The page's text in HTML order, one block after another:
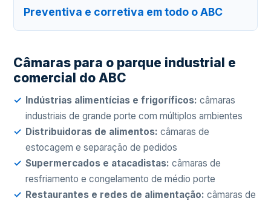
Preventiva e corretiva em todo o ABC
Câmaras para o parque industrial e
comercial do ABC
Indústrias alimentícias e frigoríficos: câmaras
industriais de grande porte com múltiplos ambientes
Distribuidoras de alimentos: câmaras de
estocagem e separação de pedidos
Supermercados e atacadistas: câmaras de
resfriamento e congelamento de médio porte
Restaurantes e redes de alimentação: câmaras de